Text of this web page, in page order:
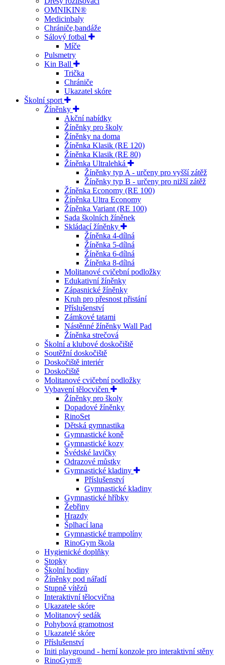
OMNIKIN®
Medicinbaly
Chrániče,bandáže
Sálový fotbal
Míče
Pulsmetry
Kin Ball
Trička
Chrániče
Ukazatel skóre
Školní sport
Žíněnky
Akční nabídky
Žíněnky pro školy
Žíněnky na doma
Žíněnka Klasik (RE 120)
Žíněnka Klasik (RE 80)
Žíněnka Ultralehká
Žíněnky typ A - určeny pro vyšší zátěž
Žíněnky typ B - určeny pro nižší zátěž
Žíněnka Economy (RE 100)
Žíněnka Ultra Economy
Žíněnka Variant (RE 100)
Sada školních žíněnek
Skládací žíněnky
Žíněnka 4-dílná
Žíněnka 5-dílná
Žíněnka 6-dílná
Žíněnka 8-dílná
Molitanové cvičební podložky
Edukativní žíněnky
Zápasnické žíněnky
Kruh pro přesnost přistání
Příslušenství
Zámkové tatami
Nástěnné žíněnky Wall Pad
Žíněnka strečová
Školní a klubové doskočiště
Soutěžní doskočiště
Doskočiště interiér
Doskočiště
Molitanové cvičební podložky
Vybavení tělocvičen
Žíněnky pro školy
Dopadové žíněnky
RinoSet
Dětská gymnastika
Gymnastické koně
Gymnastické kozy
Švédské lavičky
Odrazové můstky
Gymnastické kladiny
Příslušenství
Gymnastické kladiny
Gymnastické hříbky
Žebřiny
Hrazdy
Šplhací lana
Gymnastické trampolíny
RinoGym škola
Hygienické doplňky
Stopky
Školní hodiny
Žíněnky pod nářadí
Stupně vítězů
Interaktivní tělocvična
Ukazatele skóre
Molitanový sedák
Pohybová gramotnost
Ukazatelé skóre
Příslušenství
Initi playground - herní konzole pro interaktivní stěny
RinoGym®